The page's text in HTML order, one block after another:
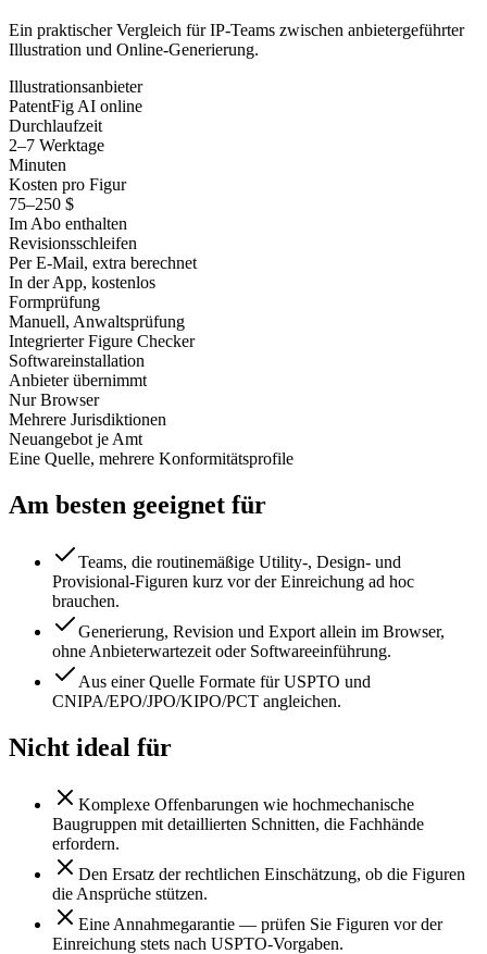
Ein praktischer Vergleich für IP-Teams zwischen anbietergeführter
Illustration und Online-Generierung.
Illustrationsanbieter
PatentFig AI online
Durchlaufzeit
2–7 Werktage
Minuten
Kosten pro Figur
75–250 $
Im Abo enthalten
Revisionsschleifen
Per E-Mail, extra berechnet
In der App, kostenlos
Formprüfung
Manuell, Anwaltsprüfung
Integrierter Figure Checker
Softwareinstallation
Anbieter übernimmt
Nur Browser
Mehrere Jurisdiktionen
Neuangebot je Amt
Eine Quelle, mehrere Konformitätsprofile
Am besten geeignet für
Teams, die routinemäßige Utility-, Design- und
Provisional-Figuren kurz vor der Einreichung ad hoc
brauchen.
Generierung, Revision und Export allein im Browser,
ohne Anbieterwartezeit oder Softwareeinführung.
Aus einer Quelle Formate für USPTO und
CNIPA/EPO/JPO/KIPO/PCT angleichen.
Nicht ideal für
Komplexe Offenbarungen wie hochmechanische
Baugruppen mit detaillierten Schnitten, die Fachhände
erfordern.
Den Ersatz der rechtlichen Einschätzung, ob die Figuren
die Ansprüche stützen.
Eine Annahmegarantie — prüfen Sie Figuren vor der
Einreichung stets nach USPTO-Vorgaben.